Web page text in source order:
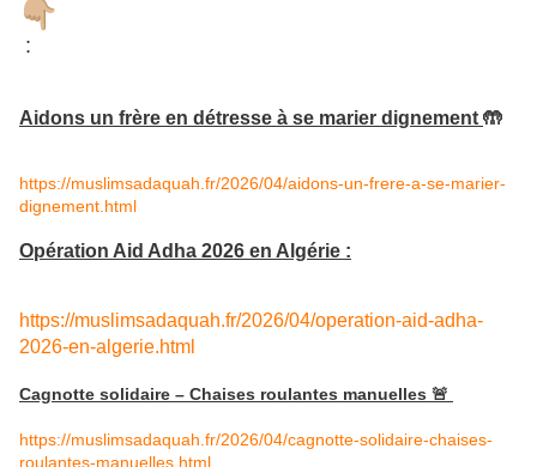
:
Aidons un frère en détresse à se marier dignement 🤲
https://muslimsadaquah.fr/2026/04/aidons-un-frere-a-se-marier-
dignement.html
Opération Aid Adha 2026 en Algérie :
https://muslimsadaquah.fr/2026/04/operation-aid-adha-
2026-en-algerie.html
Cagnotte solidaire – Chaises roulantes manuelles 🚨
https://muslimsadaquah.fr/2026/04/cagnotte-solidaire-chaises-
roulantes-manuelles.html